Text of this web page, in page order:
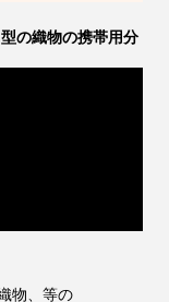
の織物の携帯用分
物、等の